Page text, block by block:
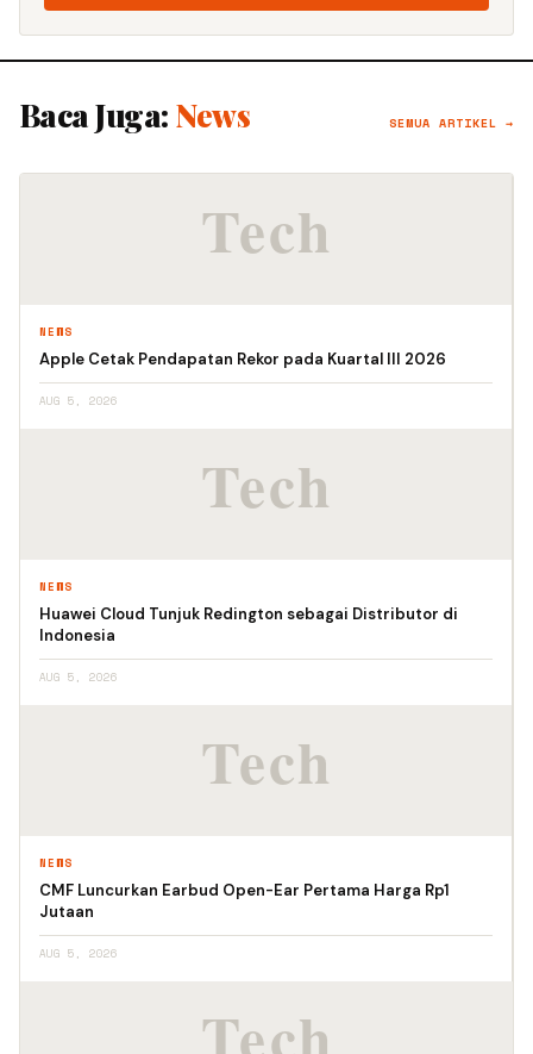
Baca Juga: News SEMUA ARTIKEL →
NEWS
Apple Cetak Pendapatan Rekor pada Kuartal III 2026
AUG 5, 2026
NEWS
Huawei Cloud Tunjuk Redington sebagai Distributor di
Indonesia
AUG 5, 2026
NEWS
CMF Luncurkan Earbud Open-Ear Pertama Harga Rp1
Jutaan
AUG 5, 2026